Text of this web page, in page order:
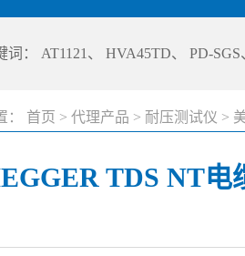
词： AT1121 、 HVA45TD、 PD-SGS
： 首页 > 代理产品 > 耐压测试仪 >
TDS NT电